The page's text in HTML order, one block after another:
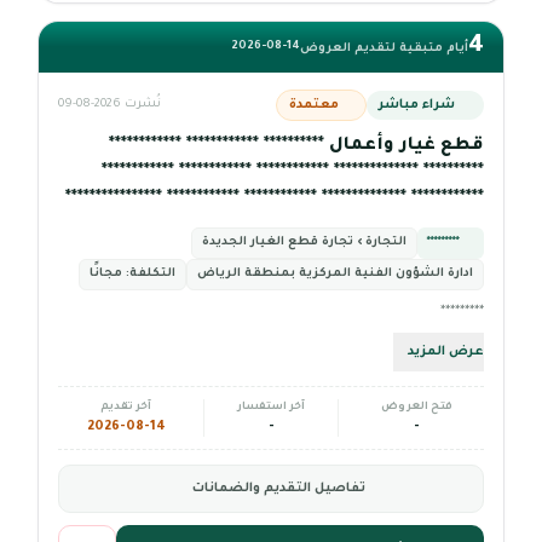
4أيام متبقية لتقديم العروض2026-08-14
شراء مباشر معتمدة نُشرت 2026-08-09
قطع غيار وأعمال ********** ************ ************
********** ************** ************ ************ ************
************ ************** ************ ************ ****************
********* التجارة › تجارة قطع الغيار الجديدة
ادارة الشؤون الفنية المركزية بمنطقة الرياض التكلفة: مجانًا
*********
عرض المزيد
فتح العروض
-
آخر استفسار
-
آخر تقديم
2026-08-14
تفاصيل التقديم والضمانات